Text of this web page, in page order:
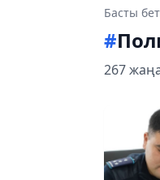
Басты бет
#
267